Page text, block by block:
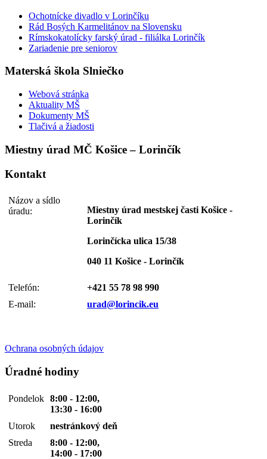
Ochotnícke divadlo v Lorinčíku
Rád Bosých Karmelitánov na Slovensku
Rímskokatolícky farský úrad - filiálka Lorinčík
Zariadenie pre seniorov
Materská škola Slniečko
Webová stránka
Aktuality MŠ
Dokumenty MŠ
Tlačivá a žiadosti
Miestny úrad MČ Košice – Lorinčík
Kontakt
Názov a sídlo
úradu:
Miestny úrad mestskej časti Košice -
Lorinčík
Lorinčícka ulica 15/38
040 11 Košice - Lorinčík
Telefón:
+421 55 78 98 990
E-mail:
urad@lorincik.eu
Ochrana osobných údajov
Úradné hodiny
Pondelok 8:00 - 12:00,
13:30 - 16:00
Utorok
nestránkový deň
Streda
8:00 - 12:00,
14:00 - 17:00